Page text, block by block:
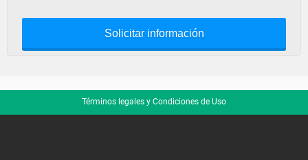
Solicitar información
Términos legales y Condiciones de Uso